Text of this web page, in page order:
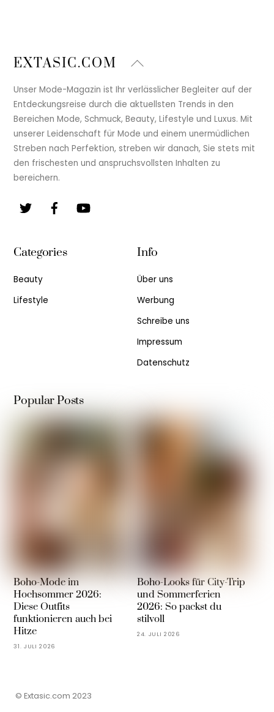
Back
Top
EXTASIC.COM
Unser Mode-Magazin ist Ihr verlässlicher Begleiter auf der
Entdeckungsreise durch die aktuellsten Trends in den
Bereichen Mode, Schmuck, Beauty, Lifestyle und Luxus. Mit
unserer Leidenschaft für Mode und einem unermüdlichen
Streben nach Perfektion, streben wir danach, Sie stets mit
den frischesten und anspruchsvollsten Inhalten zu
bereichern.
Twitter
Categories
Beauty
Lifestyle
Info
Über uns
Werbung
Schreibe uns
Impressum
Datenschutz
Popular Posts
Boho-Mode im
Hochsommer 2026:
Diese Outfits
funktionieren auch bei
Hitze
31. JULI 2026
Boho-Looks für City-Trip
und Sommerferien
2026: So packst du
stilvoll
24. JULI 2026
© Extasic.com 2023